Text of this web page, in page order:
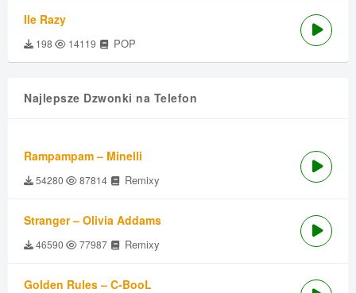
Ile Razy
198 14119 POP
Najlepsze Dzwonki na Telefon
Rampampam – Minelli
54280 87814 Remixy
Stranger – Olivia Addams
46590 77987 Remixy
Golden Rules – C-BooL